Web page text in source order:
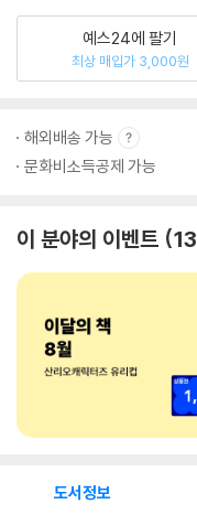
예스24에 팔기
최상 매입가 3,000원
해외배송 가능
문화비소득공제 가능
이 분야의 이벤트 13
도서정보